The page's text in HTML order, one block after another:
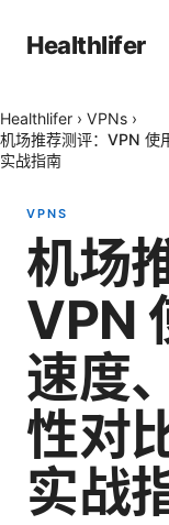
Healthlifer
Healthlifer › VPNs ›
机场推荐测评：VPN 使
实战指南
VPNS
机场
VPN
速度
性对
实战